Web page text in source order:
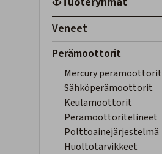
Veneet
Perämoottorit
Mercury perämoottorit
Sähköperämoottorit
Keulamoottorit
Perämoottoritelineet
Polttoainejärjestelmä
Huoltotarvikkeet